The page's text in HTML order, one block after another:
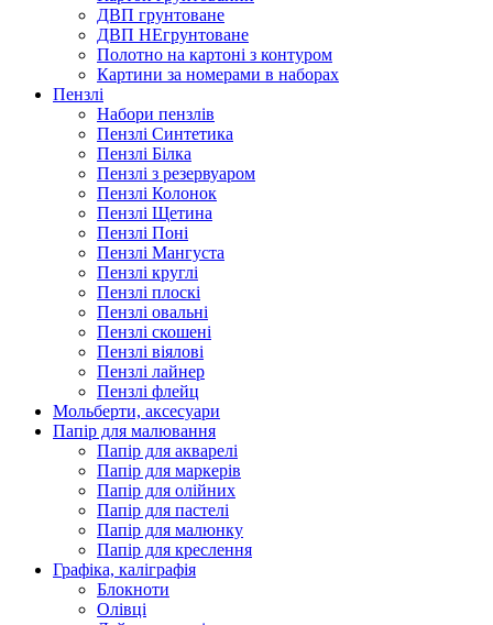
ДВП грунтоване
ДВП НЕгрунтоване
Полотно на картоні з контуром
Картини за номерами в наборах
Пензлі
Набори пензлів
Пензлі Синтетика
Пензлі Білка
Пензлі з резервуаром
Пензлі Колонок
Пензлі Щетина
Пензлі Поні
Пензлі Мангуста
Пензлі круглі
Пензлі плоскі
Пензлі овальні
Пензлі скошені
Пензлі віялові
Пензлі лайнер
Пензлі флейц
Мольберти, аксесуари
Папір для малювання
Папір для акварелі
Папір для маркерів
Папір для олійних
Папір для пастелі
Папір для малюнку
Папір для креслення
Графіка, каліграфія
Блокноти
Олівці